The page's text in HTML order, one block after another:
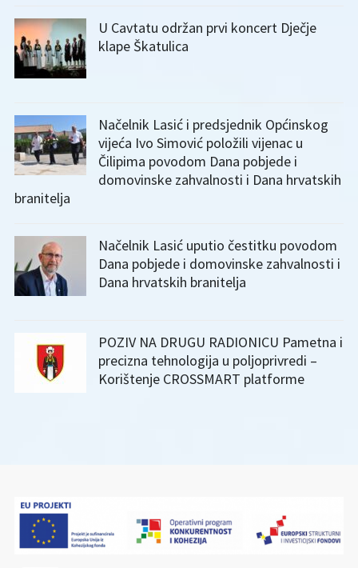
U Cavtatu održan prvi koncert Dječje
klape Škatulica
Načelnik Lasić i predsjednik Općinskog
vijeća Ivo Simović položili vijenac u
Čilipima povodom Dana pobjede i
domovinske zahvalnosti i Dana hrvatskih
branitelja
Načelnik Lasić uputio čestitku povodom
Dana pobjede i domovinske zahvalnosti i
Dana hrvatskih branitelja
POZIV NA DRUGU RADIONICU Pametna i
precizna tehnologija u poljoprivredi –
Korištenje CROSSMART platforme